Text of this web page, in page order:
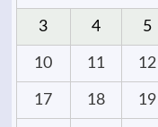
3 4 5
10 11 12
17 18 19